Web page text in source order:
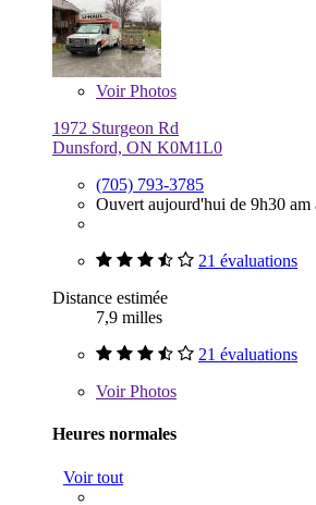
VoirPhotos
1972 Sturgeon Rd
Dunsford, ON K0M1L0
(705) 793-3785
Ouvert aujourd'hui de 9h30 am
21 évaluations
Distance estimée
7,9 milles
21 évaluations
VoirPhotos
Heures normales
Voir tout